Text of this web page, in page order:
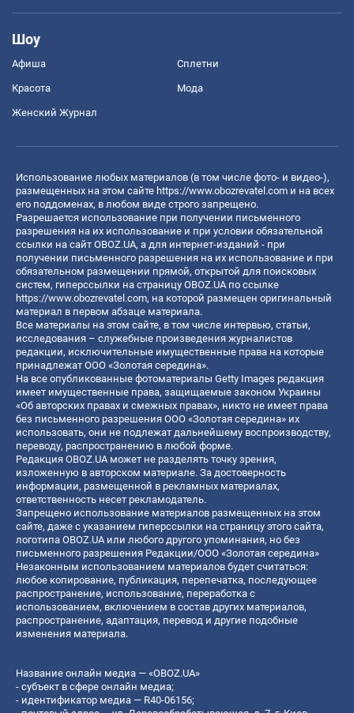
Шоу
Афиша Сплетни
Красота Мода
Женский Журнал
Использование любых материалов (в том числе фото- и видео-),
размещенных на этом сайте https://www.obozrevatel.com и на всех
его поддоменах, в любом виде строго запрещено.
Разрешается использование при получении письменного
разрешения на их использование и при условии обязательной
ссылки на сайт OBOZ.UA, а для интернет-изданий - при
получении письменного разрешения на их использование и при
обязательном размещении прямой, открытой для поисковых
систем, гиперссылки на страницу OBOZ.UA по ссылке
https://www.obozrevatel.com, на которой размещен оригинальный
материал в первом абзаце материала.
Все материалы на этом сайте, в том числе интервью, статьи,
исследования – служебные произведения журналистов
редакции, исключительные имущественные права на которые
принадлежат ООО «Золотая середина».
На все опубликованные фотоматериалы Getty Images редакция
имеет имущественные права, защищаемые законом Украины
«Об авторских правах и смежных правах», никто не имеет права
без письменного разрешения ООО «Золотая середина» их
использовать, они не подлежат дальнейшему воспроизводству,
переводу, распространению в любой форме.
Редакция OBOZ.UA может не разделять точку зрения,
изложенную в авторском материале. За достоверность
информации, размещенной в рекламных материалах,
ответственность несет рекламодатель.
Запрещено использование материалов размещенных на этом
сайте, даже с указанием гиперссылки на страницу этого сайта,
логотипа OBOZ.UA или любого другого упоминания, но без
письменного разрешения Редакции/ООО «Золотая середина»
Незаконным использованием материалов будет считаться:
любое копирование, публикация, перепечатка, последующее
распространение, использование, переработка с
использованием, включением в состав других материалов,
распространение, адаптация, перевод и другие подобные
изменения материала.
Название онлайн медиа — «OBOZ.UA»
- субъект в сфере онлайн медиа;
- идентификатор медиа — R40-06156;